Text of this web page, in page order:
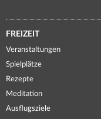
FREIZEIT
Veranstaltungen
Spielplätze
Rezepte
Meditation
Ausflugsziele